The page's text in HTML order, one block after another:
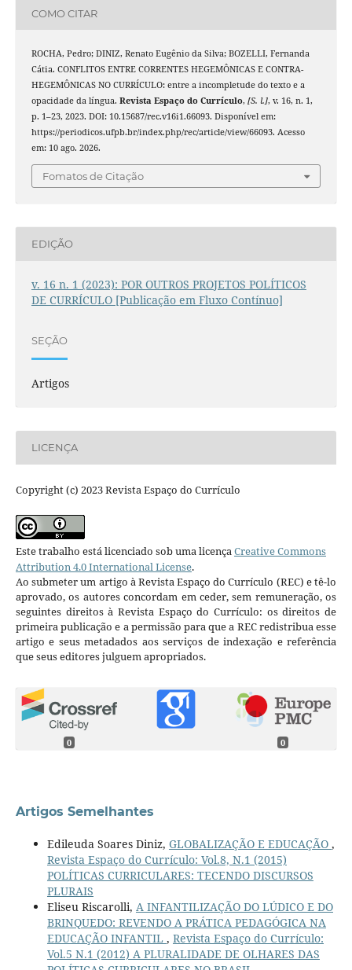
COMO CITAR
ROCHA, Pedro; DINIZ, Renato Eugênio da Silva; BOZELLI, Fernanda
Cátia. CONFLITOS ENTRE CORRENTES HEGEMÔNICAS E CONTRA-
HEGEMÔNICAS NO CURRÍCULO: entre a incompletude do texto e a
opacidade da língua. Revista Espaço do Currículo, [S. l.], v. 16, n. 1,
p. 1–23, 2023. DOI: 10.15687/rec.v16i1.66093. Disponível em:
https://periodicos.ufpb.br/index.php/rec/article/view/66093. Acesso
em: 10 ago. 2026.
Fomatos de Citação
EDIÇÃO
v. 16 n. 1 (2023): POR OUTROS PROJETOS POLÍTICOS
DE CURRÍCULO [Publicação em Fluxo Contínuo]
SEÇÃO
Artigos
LICENÇA
Copyright (c) 2023 Revista Espaço do Currículo
Este trabalho está licenciado sob uma licençaCreative Commons
Attribution 4.0 International License.
Ao submeter um artigo à Revista Espaço do Currículo (REC) e tê-lo
aprovado, os autores concordam em ceder, sem remuneração, os
seguintes direitos à Revista Espaço do Currículo: os direitos de
primeira publicação e a permissão para que a REC redistribua esse
artigo e seus metadados aos serviços de indexação e referência
que seus editores julguem apropriados.
0 0
Artigos Semelhantes
Edileuda Soares Diniz, GLOBALIZAÇÃO E EDUCAÇÃO ,
Revista Espaço do Currículo: Vol.8, N.1 (2015)
POLÍTICAS CURRICULARES: TECENDO DISCURSOS
PLURAIS
Eliseu Riscarolli, A INFANTILIZAÇÃO DO LÚDICO E DO
BRINQUEDO: REVENDO A PRÁTICA PEDAGÓGICA NA
EDUCAÇÃO INFANTIL , Revista Espaço do Currículo:
Vol.5 N.1 (2012) A PLURALIDADE DE OLHARES DAS